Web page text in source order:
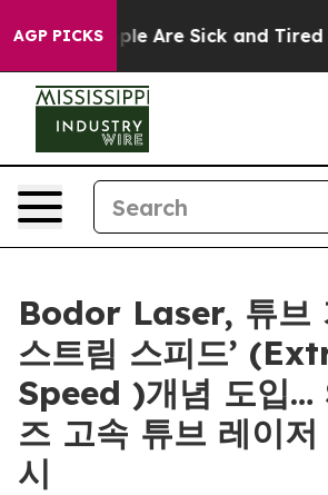
AGP PICKS
“People Are Sick and Tired of
Bodor Laser, 튜브
스트림 스피드’
Speed )개념 도입…
즈 고속 튜브 레이
시